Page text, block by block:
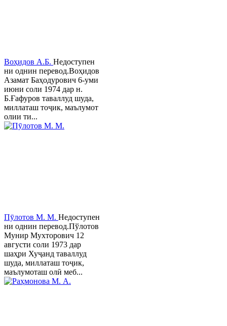
Воҳидов А.Б. Недоступен
ни однин перевод.Воҳидов
Азамат Баҳодурович 6-уми
июни соли 1974 дар н.
Б.Ғафуров таваллуд шуда,
миллаташ тоҷик, маълумот
олии ти...
Пӯлотов М. М. Недоступен
ни однин перевод.Пўлотов
Мунир Мухторович 12
августи соли 1973 дар
шаҳри Хуҷанд таваллуд
шуда, миллаташ тоҷик,
маълумоташ олӣ меб...